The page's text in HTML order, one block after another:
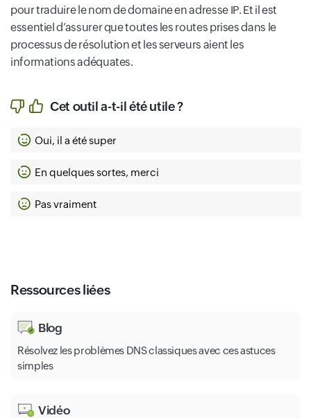
pour traduire le nom de domaine en adresse IP. Et il est
essentiel d’assurer que toutes les routes prises dans le
processus de résolution et les serveurs aient les
informations adéquates.
Cet outil a-t-il été utile ?
Oui, il a été super
En quelques sortes, merci
Pas vraiment
Ressources liées
Blog
Résolvez les problèmes DNS classiques avec ces astuces
simples
Vidéo